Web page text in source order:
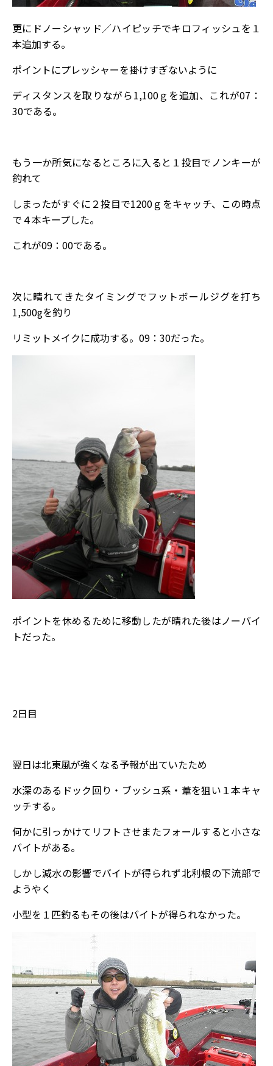
更にドノーシャッド／ハイピッチでキロフィッシュを１
本追加する。
ポイントにプレッシャーを掛けすぎないように
ディスタンスを取りながら1,100ｇを追加、これが07：
30である。
もう一か所気になるところに入ると１投目でノンキーが
釣れて
しまったがすぐに２投目で1200ｇをキャッチ、この時点
で４本キープした。
これが09：00である。
次に晴れてきたタイミングでフットボールジグを打ち
1,500gを釣り
リミットメイクに成功する。09：30だった。
ポイントを休めるために移動したが晴れた後はノーバイ
トだった。
2日目
翌日は北東風が強くなる予報が出ていたため
水深のあるドック回り・ブッシュ系・葦を狙い１本キャ
ッチする。
何かに引っかけてリフトさせまたフォールすると小さな
バイトがある。
しかし減水の影響でバイトが得られず北利根の下流部で
ようやく
小型を１匹釣るもその後はバイトが得られなかった。